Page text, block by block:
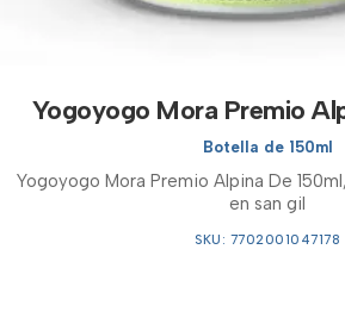
Yogoyogo Mora Premio
Botella de 150ml
Yogoyogo Mora Premio Alpina De
en san gil
SKU: 7702001047178